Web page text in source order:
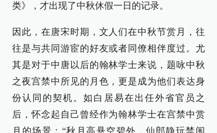
类》，才出现了中秋休假一日的记录。
因此，在唐宋时期，文人们在中秋节赏月，往
往是与共同游宦的好友或者同僚相伴度过。尤
其是对于中唐以后的翰林学士来说，题咏中秋
之夜宫禁中所见的月色，更是成为他们表达身
份认同的契机。如白居易在出任外省官员之
后，怀念起自己曾经作为翰林学士在宫禁中赏
月的场景：“秋月高悬空碧外，仙郎静玩禁闱